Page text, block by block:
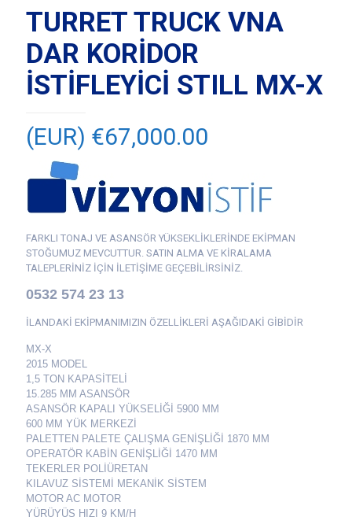
TURRET TRUCK VNA
DAR KORİDOR
İSTİFLEYİCİ STILL MX-X
(EUR) €67,000.00
FARKLI TONAJ VE ASANSÖR YÜKSEKLİKLERİNDE EKİPMAN
STOĞUMUZ MEVCUTTUR. SATIN ALMA VE KİRALAMA
TALEPLERİNİZ İÇİN İLETİŞİME GEÇEBİLİRSİNİZ.
0532 574 23 13
İLANDAKİ EKİPMANIMIZIN ÖZELLİKLERİ AŞAĞIDAKİ GİBİDİR
MX-X
2015 MODEL
1,5 TON KAPASİTELİ
15.285 MM ASANSÖR
ASANSÖR KAPALI YÜKSELİĞİ 5900 MM
600 MM YÜK MERKEZİ
PALETTEN PALETE ÇALIŞMA GENİŞLİĞİ 1870 MM
OPERATÖR KABİN GENİŞLİĞİ 1470 MM
TEKERLER POLİÜRETAN
KILAVUZ SİSTEMİ MEKANİK SİSTEM
MOTOR AC MOTOR
YÜRÜYÜŞ HIZI 9 KM/H